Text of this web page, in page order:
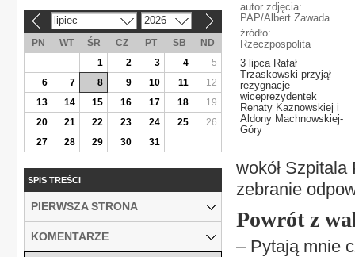
autor zdjęcia:
PAP/Albert Zawada
źródło:
Rzeczpospolita
3 lipca Rafał
Trzaskowski przyjął
rezygnacje
wiceprezydentek
Renaty Kaznowskiej i
Aldony Machnowskiej-
Góry
wokół
zebranie
Powrót z
– Pytają mnie
lipiec 2026
PN WT ŚR CZ PT SB
ND
1
2 3 4
5
6
7 8 9 10 11
12
13
14 15 16 17 18
19
20
21 22 23 24 25
26
27
28 29 30 31
SPIS TREŚCI
PIERWSZA STRONA
KOMENTARZE